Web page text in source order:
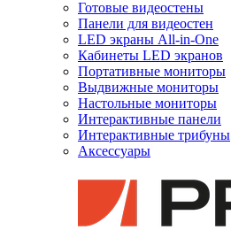
Готовые видеостены
Панели для видеостен
LED экраны All-in-One
Кабинеты LED экранов
Портативные мониторы
Выдвижные мониторы
Настольные мониторы
Интерактивные панели
Интерактивные трибуны
Аксессуары